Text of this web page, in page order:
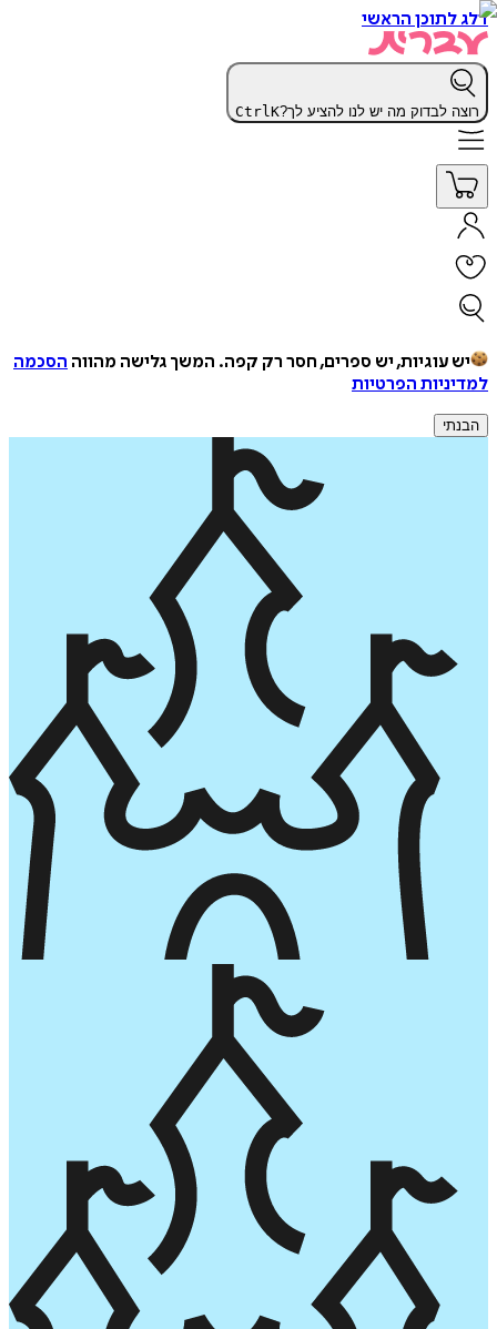
דלג לתוכן הראשי
רוצה לבדוק מה יש לנו להציע לך? CtrlK
יש עוגיות, יש ספרים, חסר רק קפה. המשך גלישה מהווה הסכמה
למדיניות הפרטיות
הבנתי